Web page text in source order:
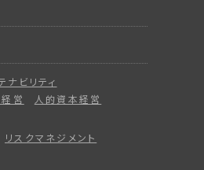
ナビリティ
営
人的資本経営
リスクマネジメント